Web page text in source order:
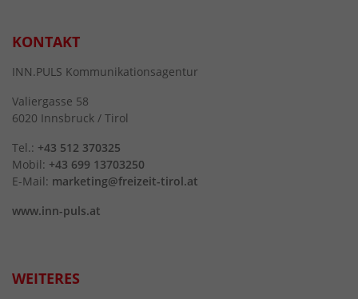
KONTAKT
INN.PULS Kommunikationsagentur
Valiergasse 58
6020 Innsbruck / Tirol
Tel.: +43 512 370325
Mobil: +43 699 13703250
E-Mail: marketing@freizeit-tirol.at
www.inn-puls.at
WEITERES